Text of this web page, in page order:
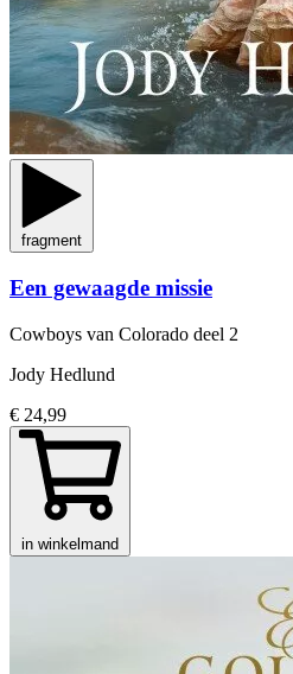
fragment
Een gewaagde missie
Cowboys van Colorado deel 2
Jody Hedlund
€ 24,99
in winkelmand